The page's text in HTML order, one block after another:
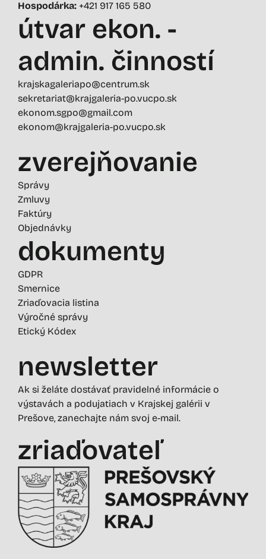
Hospodárka: +421 917 165 580
útvar ekon. -
admin. činností
krajskagaleriapo@centrum.sk
sekretariat@krajgaleria-po.vucpo.sk
ekonom.sgpo@gmail.com
ekonom@krajgaleria-po.vucpo.sk
zverejňovanie
Správy
Zmluvy
Faktúry
Objednávky
dokumenty
GDPR
Smernice
Zriaďovacia listina
Výročné správy
Etický Kódex
newsletter
Ak si želáte dostávať pravidelné informácie o
výstavách a podujatiach v Krajskej galérii v
Prešove, zanechajte nám svoj e-mail.
zriaďovateľ